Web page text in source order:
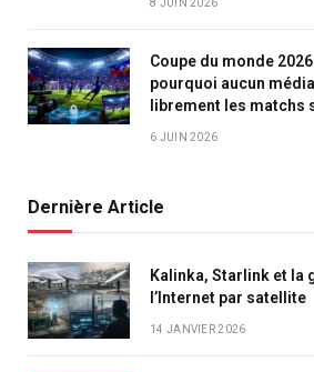
8 JUIN 2026
Coupe du monde
pourquoi aucun
librement les
6 JUIN 2026
Dernière Article
Kalinka, Starlink et la
l’Internet par satellite
14 JANVIER 2026